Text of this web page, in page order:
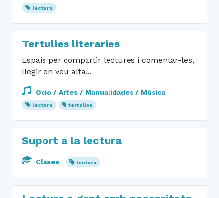
lectura
Tertulies literaries
Espais per compartir lectures i comentar-les,
llegir en veu alta...
Ocio / Artes / Manualidades / Música
lectura tertulies
Suport a la lectura
Clases lectura